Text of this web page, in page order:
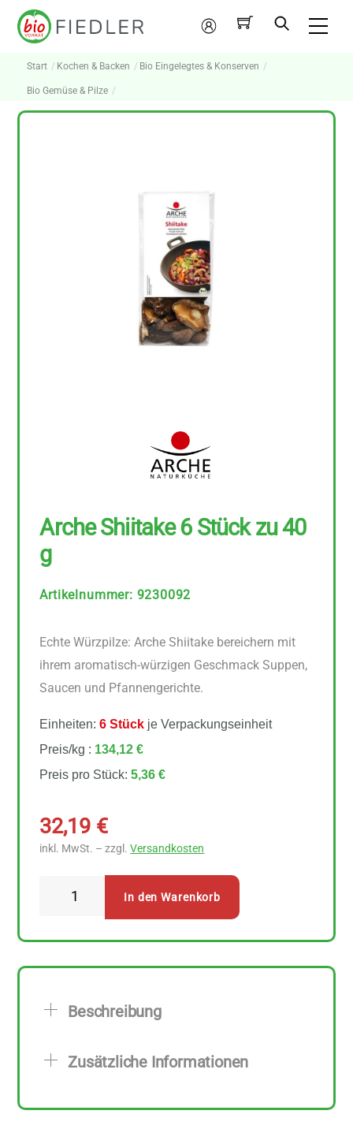
Skip
Mein
Konto
Start Kochen & Backen Bio Eingelegtes & Konserven
Bio Gemüse & Pilze
Arche Shiitake 6 Stück zu 40
g
Artikelnummer: 9230092
Echte Würzpilze: Arche Shiitake bereichern mit
ihrem aromatisch-würzigen Geschmack Suppen,
Saucen und Pfannengerichte.
Einheiten:6 Stück je Verpackungseinheit
Preis/kg : 134,12 €
Preis pro Stück:5,36 €
32,19 €
inkl. MwSt. – zzgl.Versandkosten
40
In den Warenkorb
Beschreibung
Zusätzliche Informationen